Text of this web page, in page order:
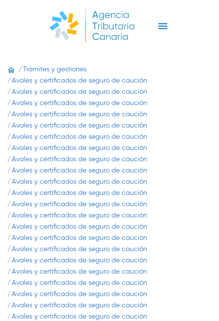
Trámites y gestiones
Avales y certificados de seguro de caución
Avales y certificados de seguro de caución
Avales y certificados de seguro de caución
Avales y certificados de seguro de caución
Avales y certificados de seguro de caución
Avales y certificados de seguro de caución
Avales y certificados de seguro de caución
Avales y certificados de seguro de caución
Avales y certificados de seguro de caución
Avales y certificados de seguro de caución
Avales y certificados de seguro de caución
Avales y certificados de seguro de caución
Avales y certificados de seguro de caución
Avales y certificados de seguro de caución
Avales y certificados de seguro de caución
Avales y certificados de seguro de caución
Avales y certificados de seguro de caución
Avales y certificados de seguro de caución
Avales y certificados de seguro de caución
Avales y certificados de seguro de caución
Avales y certificados de seguro de caución
Avales y certificados de seguro de caución